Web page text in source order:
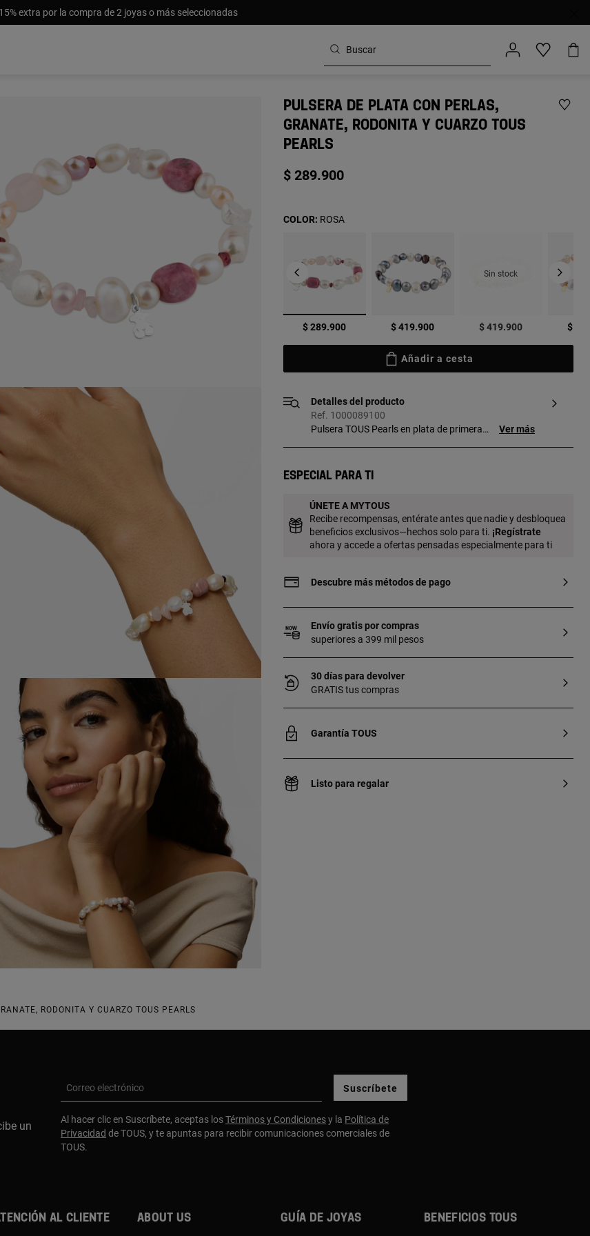
extra por la compra de 2 joyas o más seleccionadas
PULSERA DE PLATA CON PERLAS,
GRANATE, RODONITA Y CUARZO TOUS
PEARLS
$ 289.900
seleccionado
$ 289.900 $ 419.900
Sin stock
$ 419.900 $
COLOR: ROSA
Añadir a cesta
Detalles del producto
Ref. 1000089100
Pulsera TOUS Pearls en plata de primera
Ver más
Especial para ti
ÚNETE A MYTOUS
Recibe recompensas, entérate antes que nadie y desbloquea
beneficios exclusivos—hechos solo para ti. ¡Regístrate
ahora y accede a ofertas pensadas especialmente para ti
Descubre más métodos de pago
Envío gratis por compras
superiores a 399 mil pesos
30 días para devolver
GRATIS tus compras
Garantía TOUS
Listo para regalar
RODONITA Y CUARZO TOUS PEARLS
un
Correo electrónico Suscríbete
Al hacer clic en Suscríbete, aceptas losTérminos y Condicionesy la Política de
Privacidad de TOUS, y te apuntas para recibir comunicaciones comerciales de
TOUS.
al cliente About us Guía de joyas Beneficios TOUS